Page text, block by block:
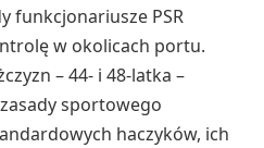
funkcjonariusze PSR
w okolicach portu.
– 44- i 48-latka –
sportowego
haczyków, ich